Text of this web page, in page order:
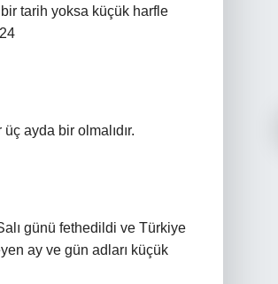
bir tarih yoksa küçük harfle
ayda bir olmalıdır.
günü fethedildi ve Türkiye
ay ve gün adları küçük